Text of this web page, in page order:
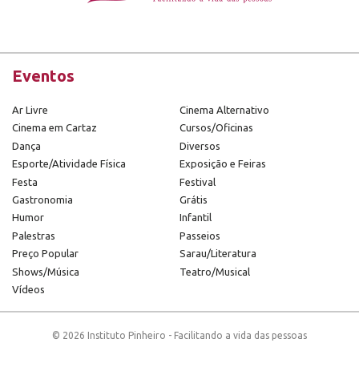
Eventos
Ar Livre
Cinema Alternativo
Cinema em Cartaz
Cursos/Oficinas
Dança
Diversos
Esporte/Atividade Física
Exposição e Feiras
Festa
Festival
Gastronomia
Grátis
Humor
Infantil
Palestras
Passeios
Preço Popular
Sarau/Literatura
Shows/Música
Teatro/Musical
Vídeos
© 2026 Instituto Pinheiro - Facilitando a vida das pessoas